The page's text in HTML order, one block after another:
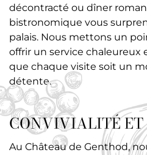
décontracté ou dîner
bistronomique vous
palais. Nous mettons un
offrir un service
que chaque visite soit un
détente.
CONVIVIALITÉ ET
Au Château de Genthod,